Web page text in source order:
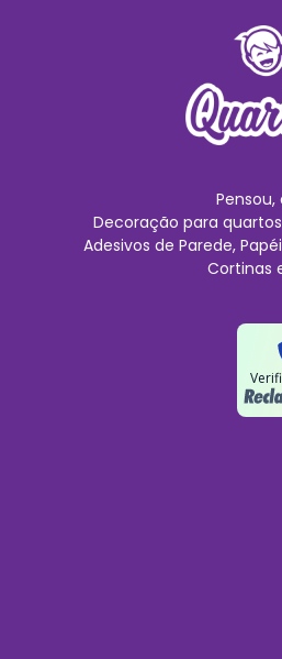
Decoração para
Adesivos de Parede,
Cortinas